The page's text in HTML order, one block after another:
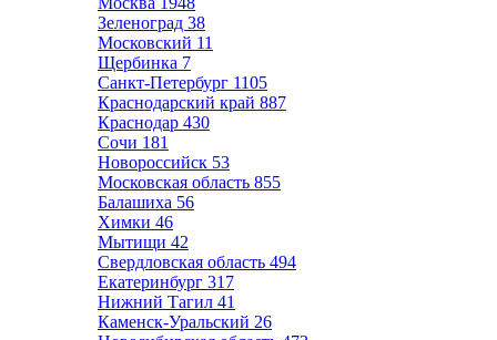
Зеленоград 38
Московский 11
Щербинка 7
Санкт-Петербург 1105
Краснодарский край 887
Краснодар 430
Сочи 181
Новороссийск 53
Московская область 855
Балашиха 56
Химки 46
Мытищи 42
Свердловская область 494
Екатеринбург 317
Нижний Тагил 41
Каменск-Уральский 26